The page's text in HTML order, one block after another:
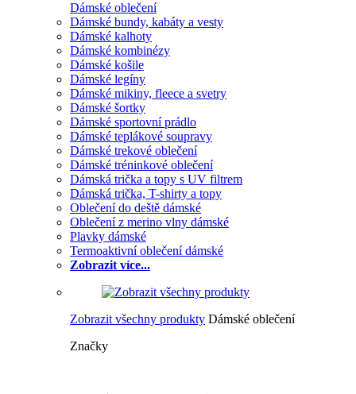
Dámské oblečení
Dámské bundy, kabáty a vesty
Dámské kalhoty
Dámské kombinézy
Dámské košile
Dámské legíny
Dámské mikiny, fleece a svetry
Dámské šortky
Dámské sportovní prádlo
Dámské teplákové soupravy
Dámské trekové oblečení
Dámské tréninkové oblečení
Dámská trička a topy s UV filtrem
Dámská trička, T-shirty a topy
Oblečení do deště dámské
Oblečení z merino vlny dámské
Plavky dámské
Termoaktivní oblečení dámské
Zobrazit více...
Zobrazit všechny produkty Dámské oblečení
Značky